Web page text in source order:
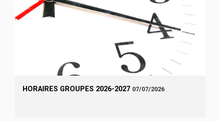
HORAIRES GROUPES 2026-2027 07/07/2026